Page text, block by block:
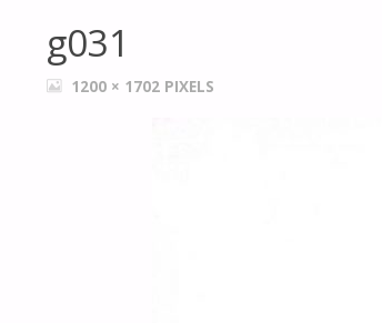
g031
FULL1200 × 1702 PIXELS